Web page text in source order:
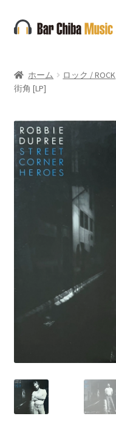
ナ
ビ
ー
シ
へ
ス
キ
ッ
コ
ン
ン
ツ
キ
ッ
プ
ホーム ロック / ROCK
街角 [LP]